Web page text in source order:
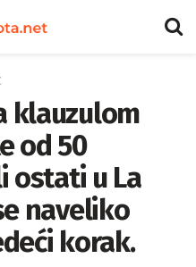
klauzulom
od 50
ostati u La
naveliko
korak.